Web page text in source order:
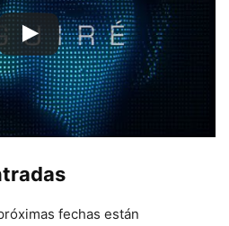
fechas están